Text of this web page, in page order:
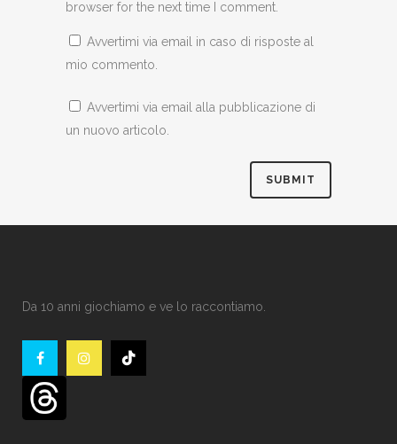
browser for the next time I comment.
Avvertimi via email in caso di risposte al
mio commento.
Avvertimi via email alla pubblicazione di
un nuovo articolo.
Da 10 anni giochiamo e ve lo raccontiamo.